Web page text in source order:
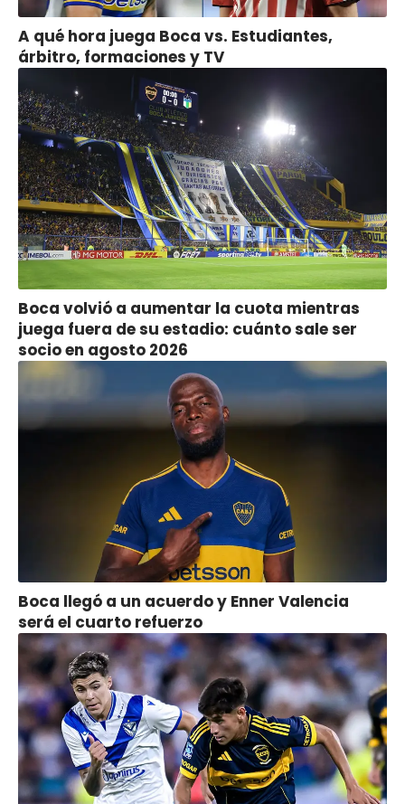
A qué hora juega Boca vs. Estudiantes,
árbitro, formaciones y TV
Boca volvió a aumentar la cuota mientras
juega fuera de su estadio: cuánto sale ser
socio en agosto 2026
Boca llegó a un acuerdo y Enner Valencia
será el cuarto refuerzo